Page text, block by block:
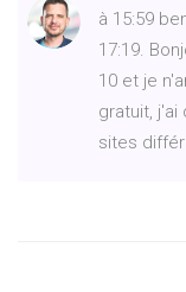
à 15:59
17:19.
10 et je
gratuit, j'ai
sites